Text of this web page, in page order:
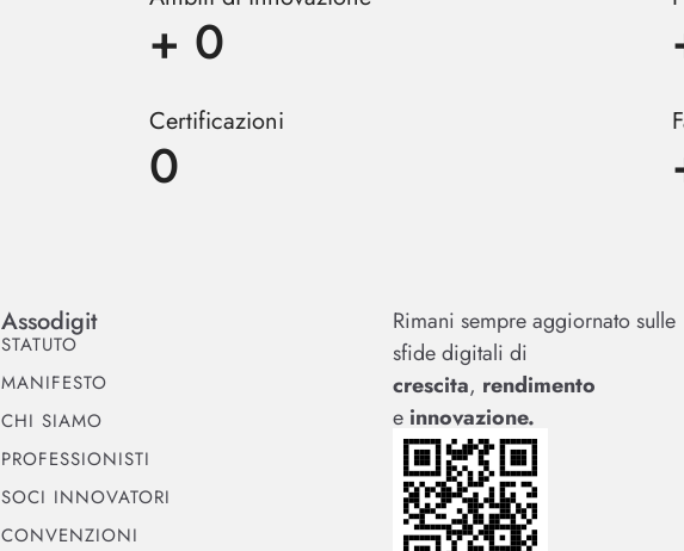
+ 0
Certificazioni
0
Assodigit
STATUTO
MANIFESTO
CHI SIAMO
PROFESSIONISTI
SOCI INNOVATORI
CONVENZIONI
Rimani sempre aggiornato sulle
sfide digitali di
crescita, rendimento
e innovazione.